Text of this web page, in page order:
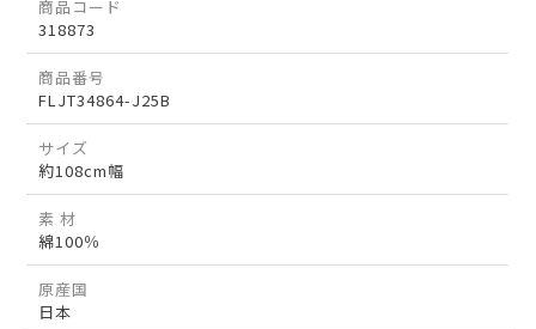
商品コード
318873
商品番号
FLJT34864-J25B
サイズ
約108cm幅
素 材
綿100％
原産国
日本